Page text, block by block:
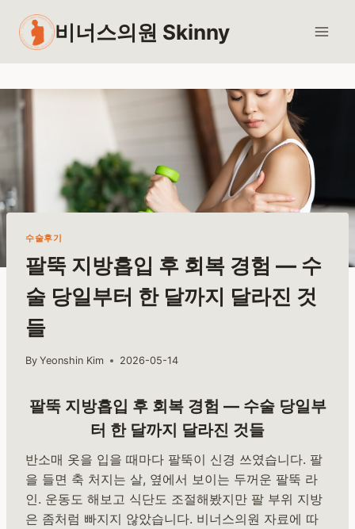
content
비너스의원 Skinny
수술후기
팔뚝 지방흡입 후 회복 경험 — 수
술 당일부터 한 달까지 달라진 것
들
By Yeonshin Kim 2026-05-14
팔뚝 지방흡입 후 회복 경험 — 수술 당일부
터 한 달까지 달라진 것들
반소매 옷을 입을 때마다 팔뚝이 신경 쓰였습니다. 팔
을 들면 축 처지는 살, 옆에서 보이는 두꺼운 팔뚝 라
인. 운동도 해보고 식단도 조절해봤지만 팔 부위 지방
은 좀처럼 빠지지 않았습니다. 비너스의원 자료에 따